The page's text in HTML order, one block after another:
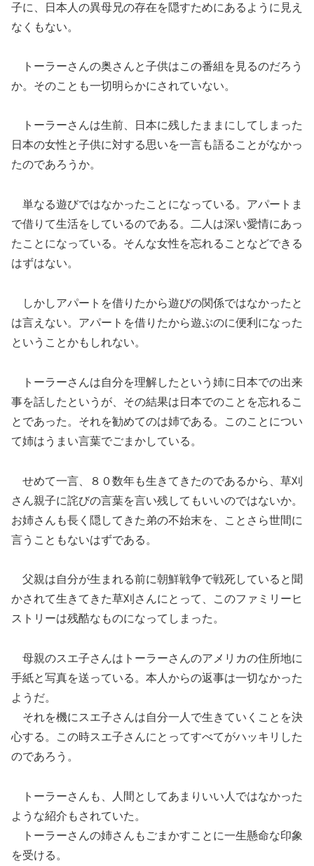
子に、日本人の異母兄の存在を隠すためにあるように見え
なくもない。
トーラーさんの奥さんと子供はこの番組を見るのだろう
か。そのことも一切明らかにされていない。
トーラーさんは生前、日本に残したままにしてしまった
日本の女性と子供に対する思いを一言も語ることがなかっ
たのであろうか。
単なる遊びではなかったことになっている。アパートま
で借りて生活をしているのである。二人は深い愛情にあっ
たことになっている。そんな女性を忘れることなどできる
はずはない。
しかしアパートを借りたから遊びの関係ではなかったと
は言えない。アパートを借りたから遊ぶのに便利になった
ということかもしれない。
トーラーさんは自分を理解したという姉に日本での出来
事を話したというが、その結果は日本でのことを忘れるこ
とであった。それを勧めてのは姉である。このことについ
て姉はうまい言葉でごまかしている。
せめて一言、８０数年も生きてきたのであるから、草刈
さん親子に詫びの言葉を言い残してもいいのではないか。
お姉さんも長く隠してきた弟の不始末を、ことさら世間に
言うこともないはずである。
父親は自分が生まれる前に朝鮮戦争で戦死していると聞
かされて生きてきた草刈さんにとって、このファミリーヒ
ストリーは残酷なものになってしまった。
母親のスエ子さんはトーラーさんのアメリカの住所地に
手紙と写真を送っている。本人からの返事は一切なかった
ようだ。
それを機にスエ子さんは自分一人で生きていくことを決
心する。この時スエ子さんにとってすべてがハッキリした
のであろう。
トーラーさんも、人間としてあまりいい人ではなかった
ような紹介もされていた。
トーラーさんの姉さんもごまかすことに一生懸命な印象
を受ける。